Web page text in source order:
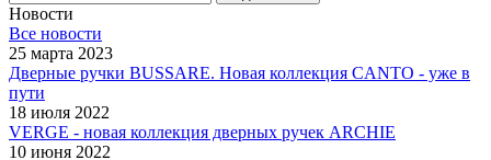
Новости
Все новости
25 марта 2023
Дверные ручки BUSSARE. Новая коллекция CANTO - уже в
пути
18 июля 2022
VERGE - новая коллекция дверных ручек ARCHIE
10 июня 2022